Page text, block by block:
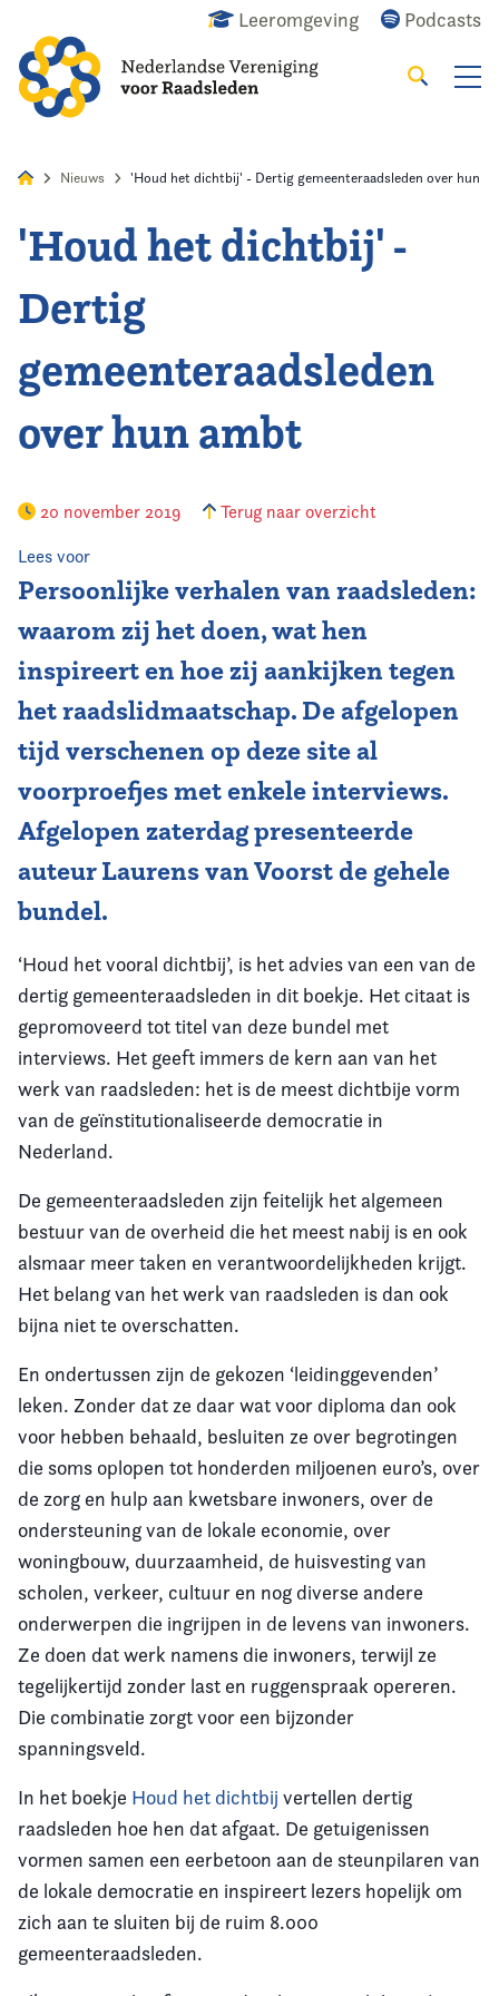
Leeromgeving Podcasts
Zoeken
Home
Agenda
Nieuws
Opleiding
Contact
Nieuws 'Houd het dichtbij' - Dertig gemeenteraadsleden over hun
'Houd het dichtbij' -
Dertig
gemeenteraadsleden
over hun ambt
20 november 2019 Terug naar overzicht
Lees voor
Persoonlijke verhalen van raadsleden:
waarom zij het doen, wat hen
inspireert en hoe zij aankijken tegen
het raadslidmaatschap. De afgelopen
tijd verschenen op deze site al
voorproefjes met enkele interviews.
Afgelopen zaterdag presenteerde
auteur Laurens van Voorst de gehele
bundel.
‘Houd het vooral dichtbij’, is het advies van een van de
dertig gemeenteraadsleden in dit boekje. Het citaat is
gepromoveerd tot titel van deze bundel met
interviews. Het geeft immers de kern aan van het
werk van raadsleden: het is de meest dichtbije vorm
van de geïnstitutionaliseerde democratie in
Nederland.
De gemeenteraadsleden zijn feitelijk het algemeen
bestuur van de overheid die het meest nabij is en ook
alsmaar meer taken en verantwoordelijkheden krijgt.
Het belang van het werk van raadsleden is dan ook
bijna niet te overschatten.
En ondertussen zijn de gekozen ‘leidinggevenden’
leken. Zonder dat ze daar wat voor diploma dan ook
voor hebben behaald, besluiten ze over begrotingen
die soms oplopen tot honderden miljoenen euro’s, over
de zorg en hulp aan kwetsbare inwoners, over de
ondersteuning van de lokale economie, over
woningbouw, duurzaamheid, de huisvesting van
scholen, verkeer, cultuur en nog diverse andere
onderwerpen die ingrijpen in de levens van inwoners.
Ze doen dat werk namens die inwoners, terwijl ze
tegelijkertijd zonder last en ruggenspraak opereren.
Die combinatie zorgt voor een bijzonder
spanningsveld.
In het boekje Houd het dichtbij vertellen dertig
raadsleden hoe hen dat afgaat. De getuigenissen
vormen samen een eerbetoon aan de steunpilaren van
de lokale democratie en inspireert lezers hopelijk om
zich aan te sluiten bij de ruim 8.000
gemeenteraadsleden.